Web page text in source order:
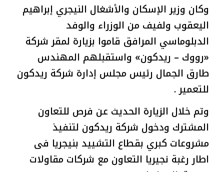
وكان وزير الإسكان والأشغال النيجري إبراهيم
اليعقوب ولفيف من الوزراء والوفد
الدبلوماسي المرافق قاموا بزيارة لمقر شركة
«رووك – ريدكون» واستقبلهم المهندس
طارق الجمال رئيس مجلس إدارة شركة ريدكون
للتعمير .
وتم خلال الزيارة الحديث عن فرص للتعاون
المشترك ودخول شركة ريدكون لتنفيذ
مشروعات كبري بقطاع التشييد بنيجريا فى
اطار رغبة نجيريا التعاون مع شركات مقاولات